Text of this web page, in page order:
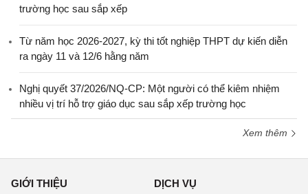
trường học sau sắp xếp
Từ năm học 2026-2027, kỳ thi tốt nghiệp THPT dự kiến diễn
ra ngày 11 và 12/6 hằng năm
Nghị quyết 37/2026/NQ-CP: Một người có thể kiêm nhiệm
nhiều vị trí hỗ trợ giáo dục sau sắp xếp trường học
Xem thêm
GIỚI THIỆU DỊCH VỤ